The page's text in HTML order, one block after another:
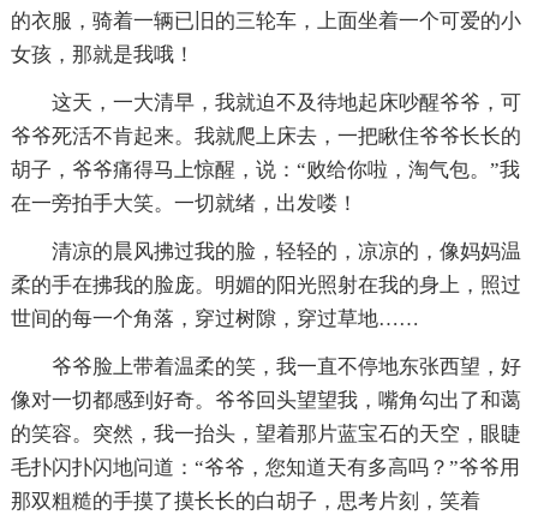
的衣服，骑着一辆已旧的三轮车，上面坐着一个可爱的小
女孩，那就是我哦！
这天，一大清早，我就迫不及待地起床吵醒爷爷，可
爷爷死活不肯起来。我就爬上床去，一把瞅住爷爷长长的
胡子，爷爷痛得马上惊醒，说：“败给你啦，淘气包。”我
在一旁拍手大笑。一切就绪，出发喽！
清凉的晨风拂过我的脸，轻轻的，凉凉的，像妈妈温
柔的手在拂我的脸庞。明媚的阳光照射在我的身上，照过
世间的每一个角落，穿过树隙，穿过草地……
爷爷脸上带着温柔的笑，我一直不停地东张西望，好
像对一切都感到好奇。爷爷回头望望我，嘴角勾出了和蔼
的笑容。突然，我一抬头，望着那片蓝宝石的天空，眼睫
毛扑闪扑闪地问道：“爷爷，您知道天有多高吗？”爷爷用
那双粗糙的手摸了摸长长的白胡子，思考片刻，笑着